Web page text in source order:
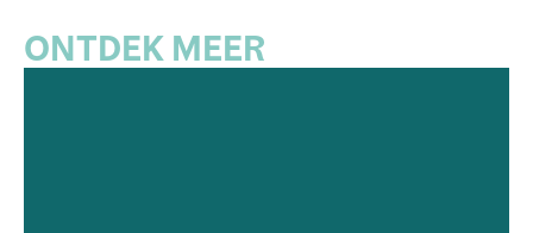
ONTDEK MEER